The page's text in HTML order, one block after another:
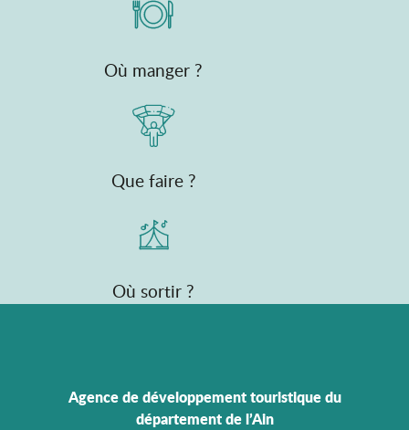
Où manger ?
Que faire ?
Où sortir ?
Agence de développement touristique du
département de l’Ain